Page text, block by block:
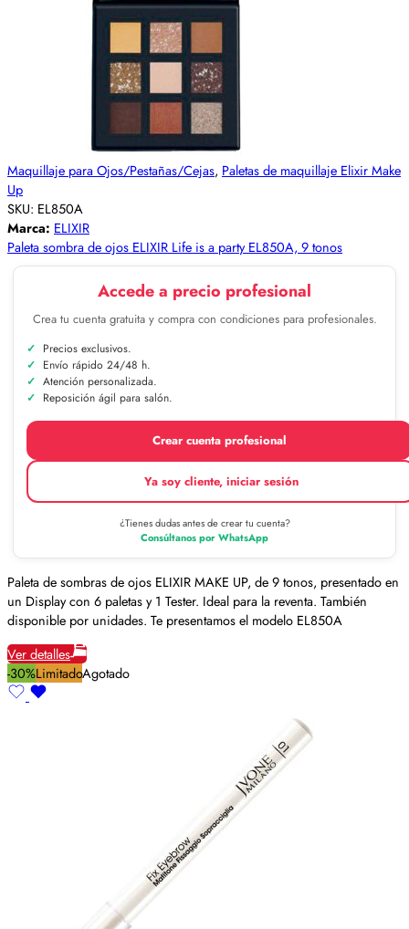
Maquillaje para Ojos/Pestañas/Cejas, Paletas de maquillaje Elixir Make
Up
SKU: EL850A
Marca: ELIXIR
Paleta sombra de ojos ELIXIR Life is a party EL850A, 9 tonos
Accede a precio profesional
Crea tu cuenta gratuita y compra con condiciones para profesionales.
Precios exclusivos.
Envío rápido 24/48 h.
Atención personalizada.
Reposición ágil para salón.
Crear cuenta profesional
Ya soy cliente, iniciar sesión
¿Tienes dudas antes de crear tu cuenta?
Consúltanos por WhatsApp
Paleta de sombras de ojos ELIXIR MAKE UP, de 9 tonos, presentado en
un Display con 6 paletas y 1 Tester. Ideal para la reventa. También
disponible por unidades. Te presentamos el modelo EL850A
Ver detalles
-30%LimitadoAgotado